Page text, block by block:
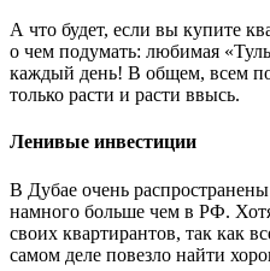
А что будет, если вы купите
о чем подумать: любимая
каждый день! В общем, всем
только расти и расти ввысь.
Ленивые инвестиции
В Дубае очень
намного больше чем в РФ.
своих квартирантов, так как
самом деле повезло найти